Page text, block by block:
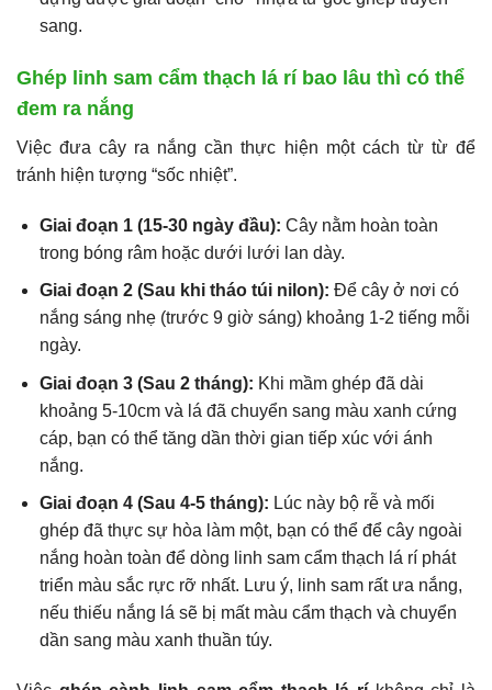
sang.
Ghép linh sam cẩm thạch lá rí bao lâu thì có thể
đem ra nắng
Việc đưa cây ra nắng cần thực hiện một cách từ từ để
tránh hiện tượng “sốc nhiệt”.
Giai đoạn 1 (15-30 ngày đầu): Cây nằm hoàn toàn
trong bóng râm hoặc dưới lưới lan dày.
Giai đoạn 2 (Sau khi tháo túi nilon): Để cây ở nơi có
nắng sáng nhẹ (trước 9 giờ sáng) khoảng 1-2 tiếng mỗi
ngày.
Giai đoạn 3 (Sau 2 tháng): Khi mầm ghép đã dài
khoảng 5-10cm và lá đã chuyển sang màu xanh cứng
cáp, bạn có thể tăng dần thời gian tiếp xúc với ánh
nắng.
Giai đoạn 4 (Sau 4-5 tháng): Lúc này bộ rễ và mối
ghép đã thực sự hòa làm một, bạn có thể để cây ngoài
nắng hoàn toàn để dòng linh sam cẩm thạch lá rí phát
triển màu sắc rực rỡ nhất. Lưu ý, linh sam rất ưa nắng,
nếu thiếu nắng lá sẽ bị mất màu cẩm thạch và chuyển
dần sang màu xanh thuần túy.